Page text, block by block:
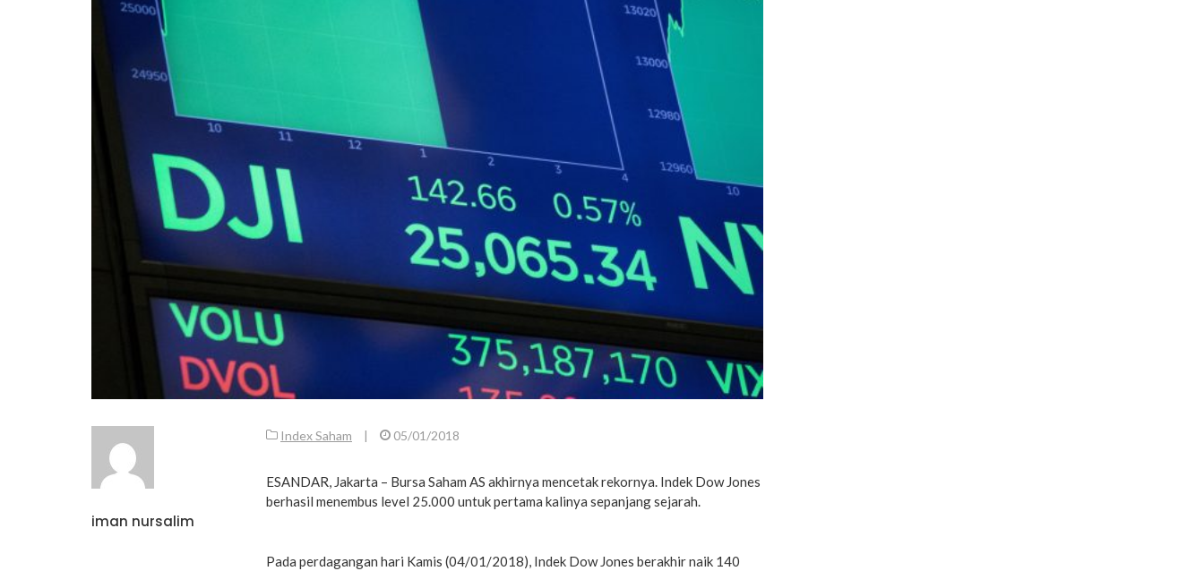
iman nursalim
Index Saham | 05/01/2018
ESANDAR, Jakarta – Bursa Saham AS akhirnya mencetak rekornya. Indek Dow Jones
berhasil menembus level 25.000 untuk pertama kalinya sepanjang sejarah.
Pada perdagangan hari Kamis (04/01/2018), Indek Dow Jones berakhir naik 140